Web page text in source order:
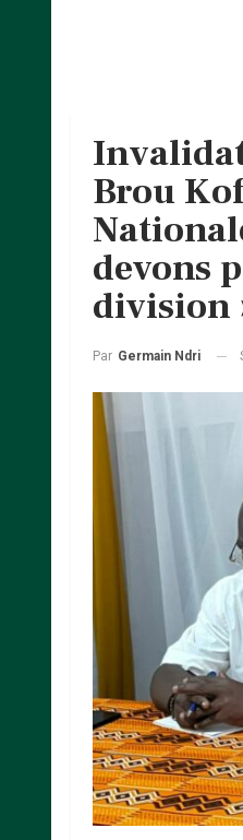
Brou
devons
division
Par Germain Ndri